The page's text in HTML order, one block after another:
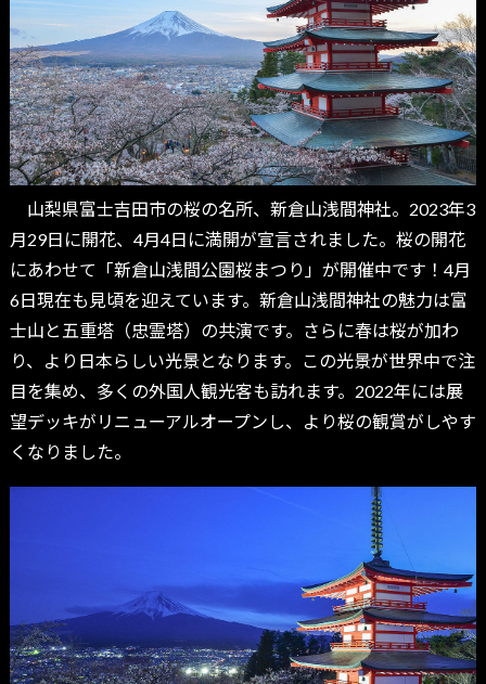
山梨県富士吉田市の桜の名所、新倉山浅間神社。2023年3
月29日に開花、4月4日に満開が宣言されました。桜の開花
にあわせて「新倉山浅間公園桜まつり」が開催中です！4月
6日現在も見頃を迎えています。新倉山浅間神社の魅力は富
士山と五重塔（忠霊塔）の共演です。さらに春は桜が加わ
り、より日本らしい光景となります。この光景が世界中で注
目を集め、多くの外国人観光客も訪れます。2022年には展
望デッキがリニューアルオープンし、より桜の観賞がしやす
くなりました。